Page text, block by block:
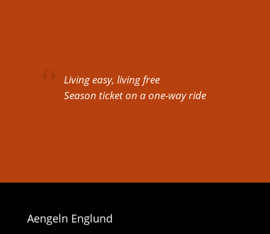
Living easy, living free
Season ticket on a one-way ride
Aengeln Englund